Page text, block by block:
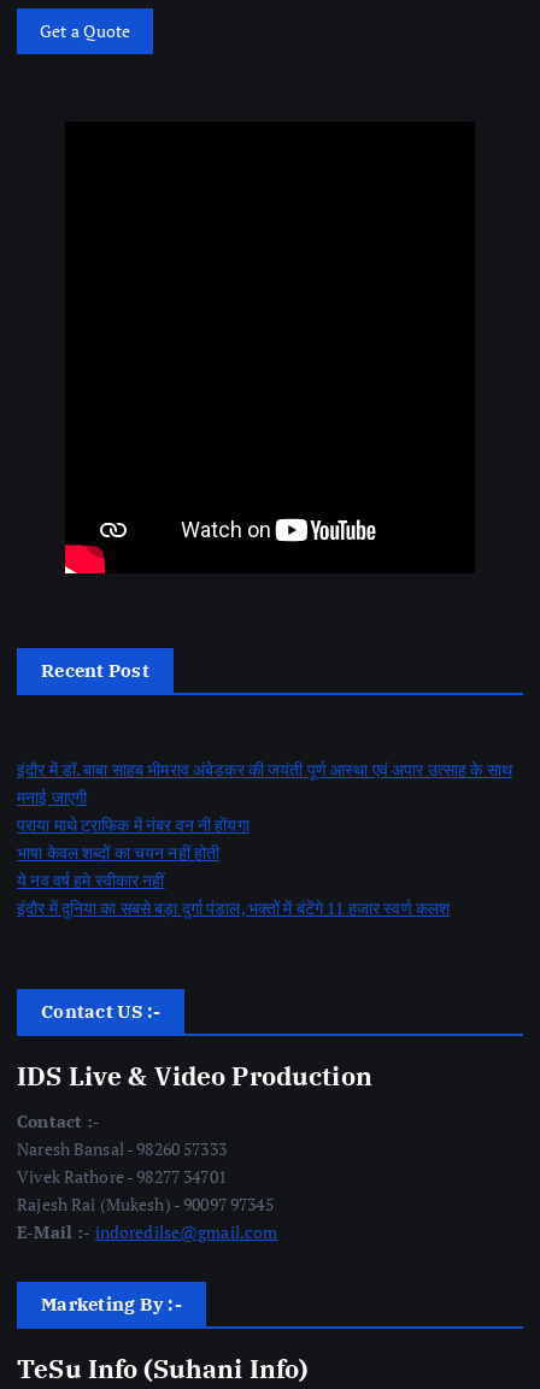
Get a Quote
Recent Post
इंदौर में डॉ. बाबा साहब भीमराव अंबेडकर की जयंती पूर्ण आस्था एवं अपार उत्साह के साथ
मनाई जाएगी
पराया माथे ट्राफिक में नंबर वन नी होंयगा
भाषा केवल शब्दों का चयन नहीं होती
ये नव वर्ष हमे स्वीकार नहीं
इंदौर में दुनिया का सबसे बड़ा दुर्गा पंडाल, भक्तों में बंटेंगे 11 हजार स्वर्ण कलश
Contact US :-
IDS Live & Video Production
Contact :-
Naresh Bansal - 98260 57333
Vivek Rathore - 98277 34701
Rajesh Rai (Mukesh) - 90097 97345
E-Mail :- indoredilse@gmail.com
Marketing By :-
TeSu Info (Suhani Info)